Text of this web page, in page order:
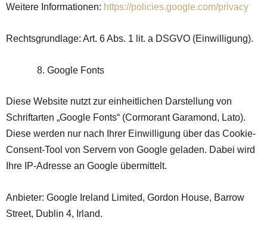
Weitere Informationen: https://policies.google.com/privacy
Rechtsgrundlage: Art. 6 Abs. 1 lit. a DSGVO (Einwilligung).
Google Fonts
Diese Website nutzt zur einheitlichen Darstellung von
Schriftarten „Google Fonts“ (Cormorant Garamond, Lato).
Diese werden nur nach Ihrer Einwilligung über das Cookie-
Consent-Tool von Servern von Google geladen. Dabei wird
Ihre IP-Adresse an Google übermittelt.
Anbieter: Google Ireland Limited, Gordon House, Barrow
Street, Dublin 4, Irland.